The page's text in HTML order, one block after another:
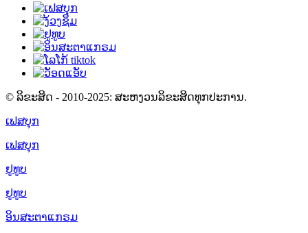
© ລິຂະສິດ - 2010-2025: ສະຫງວນລິຂະສິດທຸກປະການ.
ເຟສບຸກ
ເຟສບຸກ
ຢູທູບ
ຢູທູບ
ອິນສະຕາແກຣມ